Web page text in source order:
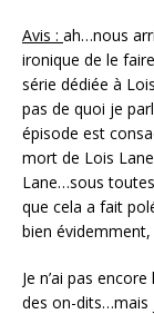
Avis : ah…nous
ironique de le
série dédiée à
pas de quoi je
épisode est
mort de Lois
Lane…sous
que cela a fait
bien
Je n’ai pas
des on-dits…mais